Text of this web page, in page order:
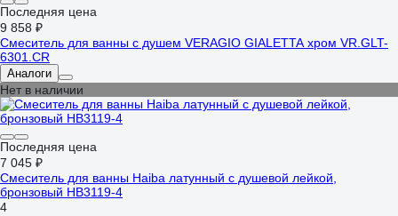
Последняя цена
9 858 ₽
Смеситель для ванны с душем VERAGIO GIALETTA хром VR.GLT-
6301.CR
Аналоги
Нет в наличии
Последняя цена
7 045 ₽
Смеситель для ванны Haiba латунный с душевой лейкой,
бронзовый HB3119-4
4